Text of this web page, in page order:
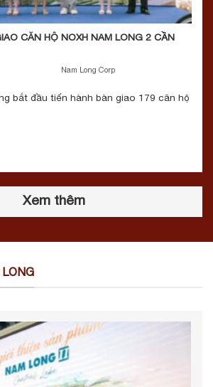
CĂN HỘ NOXH NAM LONG 2 CẦN
Nam Long Corp
bắt đầu tiến hành bàn giao 179 căn hộ
Xem thêm